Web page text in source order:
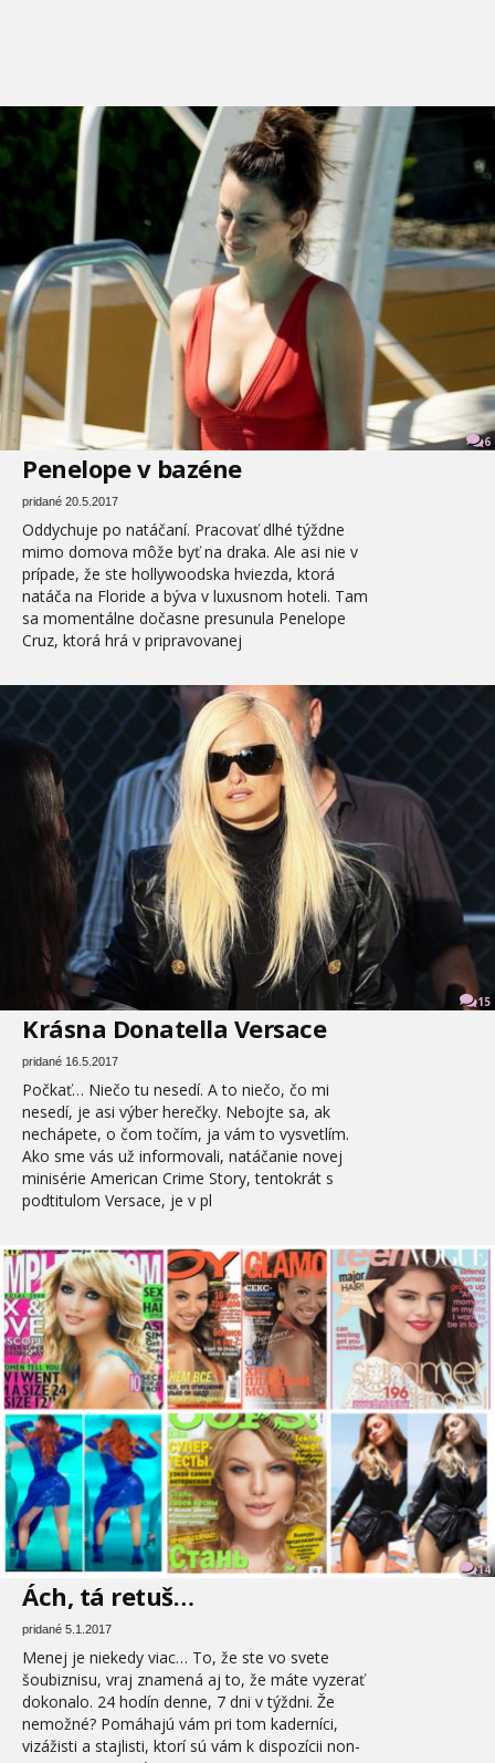
6
Penelope v bazéne
pridané 20.5.2017
Oddychuje po natáčaní. Pracovať dlhé týždne
mimo domova môže byť na draka. Ale asi nie v
prípade, že ste hollywoodska hviezda, ktorá
natáča na Floride a býva v luxusnom hoteli. Tam
sa momentálne dočasne presunula Penelope
Cruz, ktorá hrá v pripravovanej
15
Krásna Donatella Versace
pridané 16.5.2017
Počkať… Niečo tu nesedí. A to niečo, čo mi
nesedí, je asi výber herečky. Nebojte sa, ak
nechápete, o čom točím, ja vám to vysvetlím.
Ako sme vás už informovali, natáčanie novej
minisérie American Crime Story, tentokrát s
podtitulom Versace, je v pl
14
Ách, tá retuš…
pridané 5.1.2017
Menej je niekedy viac… To, že ste vo svete
šoubiznisu, vraj znamená aj to, že máte vyzerať
dokonalo. 24 hodín denne, 7 dni v týždni. Že
nemožné? Pomáhajú vám pri tom kaderníci,
vizážisti a stajlisti, ktorí sú vám k dispozícii non-